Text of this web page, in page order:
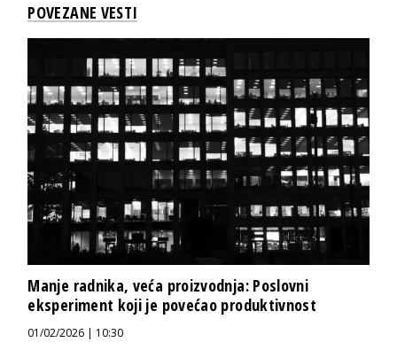
POVEZANE VESTI
Manje radnika, veća proizvodnja: Poslovni
eksperiment koji je povećao produktivnost
01/02/2026 | 10:30